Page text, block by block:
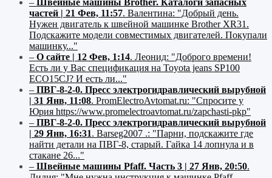
– Швейные машины Brother. Каталоги запасных
частей | 21 Фев, 11:57. Валентина: "Добрый день.
Нужен двигатель к швейной машинке Brother XR31.
Подскажите модели совместимых двигателей. Покупали
машинку..."
– О сайте | 12 Фев, 1:14. Леонид: "Доброго времени!
Есть ли у Вас спецификация на Toyota jeans SP100
ECO15CJ? И есть ли..."
– ПВГ-8-2-0. Пресс электрогидравлический вырубной
| 31 Янв, 11:08. PromElectroAvtomat.ru: "Спросите у
Юрия https://www.promelectroavtomat.ru/zapchasti-pkp"
– ПВГ-8-2-0. Пресс электрогидравлический вырубной
| 29 Янв, 16:31. Barseg2007 .: "Парни, подскажите где
найти детали на ПВГ-8, старый. Гайка 14 лопнула и в
стакане 26..."
– Швейные машины Pfaff. Часть 3 | 27 Янв, 20:50.